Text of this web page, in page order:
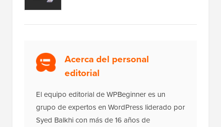
Acerca del personal
editorial
El equipo editorial de WPBeginner es un
grupo de expertos en WordPress liderado por
Syed Balkhi con más de 16 años de